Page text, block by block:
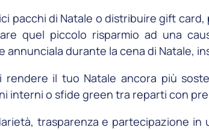
pacchi di Natale o distribuire gift
quel piccolo risparmio ad una
annunciala durante la cena di Natale,
il tuo Natale ancora più
interni o sfide green tra reparti con
trasparenza e partecipazione